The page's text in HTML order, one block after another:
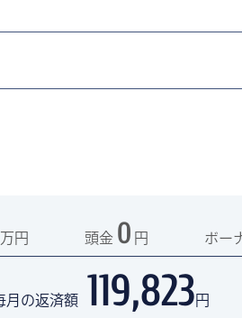
万円 頭金 0 円 ボー
月の返済額 119,823円